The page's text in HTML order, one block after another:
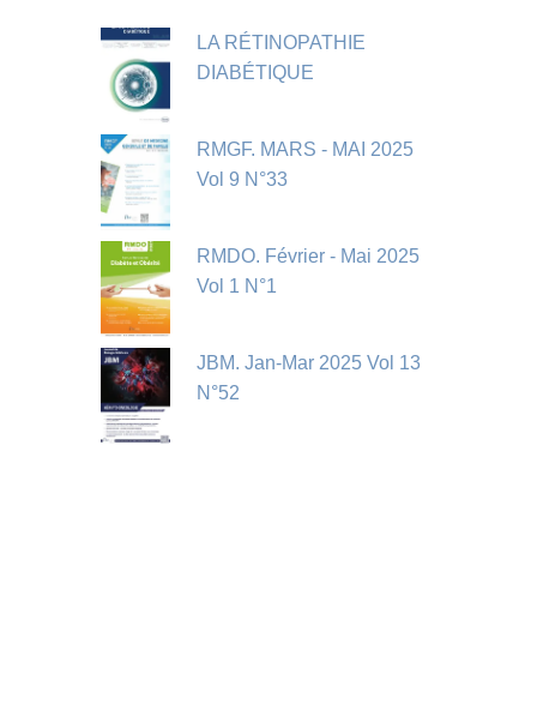
LA RÉTINOPATHIE
DIABÉTIQUE
RMGF. MARS - MAI 2025
Vol 9 N°33
RMDO. Février - Mai 2025
Vol 1 N°1
JBM. Jan-Mar 2025 Vol 13
N°52